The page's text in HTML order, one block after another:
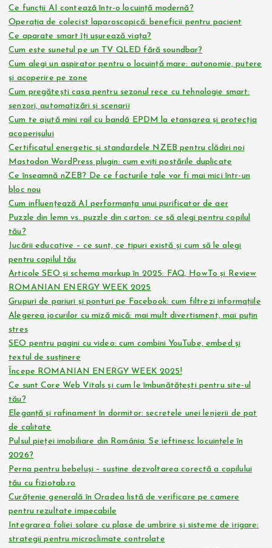
Ce funcții AI contează într-o locuință modernă?
Operația de colecist laparoscopică: beneficii pentru pacient
Ce aparate smart îți ușurează viața?
Cum este sunetul pe un TV QLED fără soundbar?
Cum alegi un aspirator pentru o locuință mare: autonomie, putere
și acoperire pe zone
Cum pregătești casa pentru sezonul rece cu tehnologie smart:
senzori, automatizări și scenarii
Cum te ajută mini rail cu bandă EPDM la etanșarea și protecția
acoperișului
Certificatul energetic și standardele NZEB pentru clădiri noi
Mastodon WordPress plugin: cum eviți postările duplicate
Ce înseamnă nZEB? De ce facturile tale vor fi mai mici într-un
bloc nou
Cum influențează AI performanța unui purificator de aer
Puzzle din lemn vs. puzzle din carton: ce să alegi pentru copilul
tău?
Jucării educative – ce sunt, ce tipuri există și cum să le alegi
pentru copilul tău
Articole SEO și schema markup în 2025: FAQ, HowTo și Review
ROMANIAN ENERGY WEEK 2025
Grupuri de pariuri și ponturi pe Facebook: cum filtrezi informațiile
Alegerea jocurilor cu miză mică: mai mult divertisment, mai puțin
stres
SEO pentru pagini cu video: cum combini YouTube, embed și
textul de susținere
Începe ROMANIAN ENERGY WEEK 2025!
Ce sunt Core Web Vitals și cum le îmbunătățești pentru site-ul
tău?
Eleganță și rafinament în dormitor: secretele unei lenjerii de pat
de calitate
Pulsul pieței imobiliare din România. Se ieftinesc locuințele în
2026?
Perna pentru bebeluși – susține dezvoltarea corectă a copilului
tău cu fiziotab.ro
Curățenie generală în Oradea listă de verificare pe camere
pentru rezultate impecabile
Integrarea foliei solare cu plase de umbrire și sisteme de irigare:
strategii pentru microclimate controlate